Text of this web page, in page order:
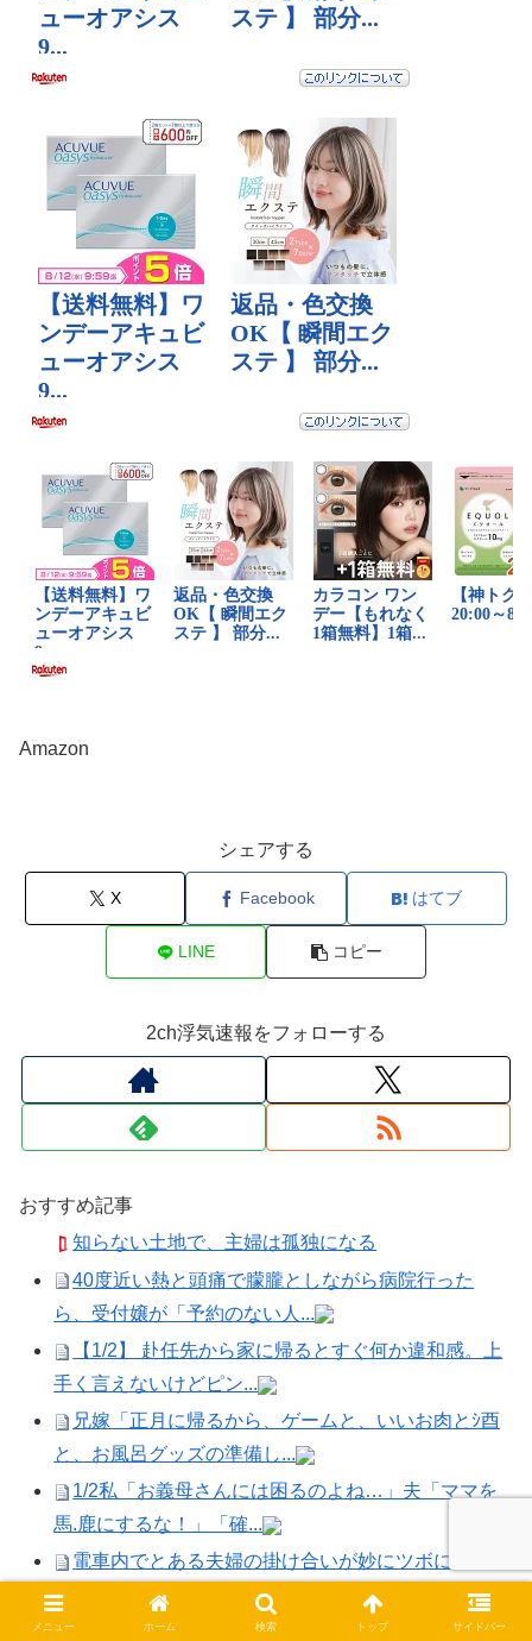
Amazon
シェアする
X Facebook はてブ
LINE コピー
2ch浮気速報をフォローする
おすすめ記事
知らない土地で、主婦は孤独になる
40度近い熱と頭痛で朦朧としながら病院行った
ら、受付嬢が「予約のない人...
【1/2】 赴任先から家に帰るとすぐ何か違和感。上
手く言えないけどピン...
兄嫁「正月に帰るから、ゲームと、いいお肉とｼ酉
と、お風呂グッズの準備し...
1/2私「お義母さんには困るのよね…」夫「ママを
馬.鹿にするな！」「確...
電車内でとある夫婦の掛け合いが妙にツボに嵌っ
て笑いが堪えられず、別車両...
義兄嫁が自宅をサロンにして姪を毎日ウトメへ預
メニュー ホーム 検索 トップ サイドバー